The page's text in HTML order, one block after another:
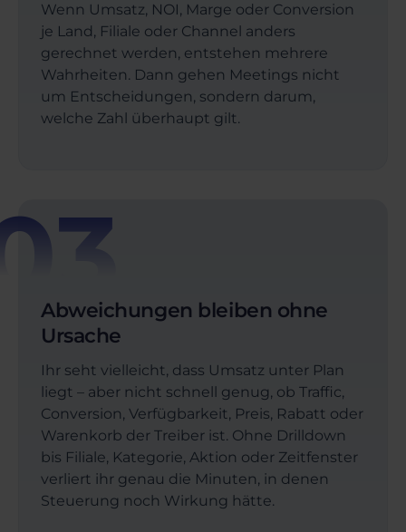
Wenn Umsatz, NOI, Marge oder Conversion
je Land, Filiale oder Channel anders
gerechnet werden, entstehen mehrere
Wahrheiten. Dann gehen Meetings nicht
um Entscheidungen, sondern darum,
welche Zahl überhaupt gilt.
Abweichungen bleiben ohne
Ursache
Ihr seht vielleicht, dass Umsatz unter Plan
liegt – aber nicht schnell genug, ob Traffic,
Conversion, Verfügbarkeit, Preis, Rabatt oder
Warenkorb der Treiber ist. Ohne Drilldown
bis Filiale, Kategorie, Aktion oder Zeitfenster
verliert ihr genau die Minuten, in denen
Steuerung noch Wirkung hätte.